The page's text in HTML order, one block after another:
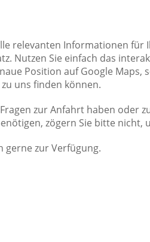
relevanten Informationen für
Nutzen Sie einfach das
Position auf Google Maps,
uns finden können.
zur Anfahrt haben oder
zögern Sie bitte nicht,
gerne zur Verfügung.